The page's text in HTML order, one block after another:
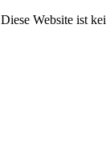
Website ist